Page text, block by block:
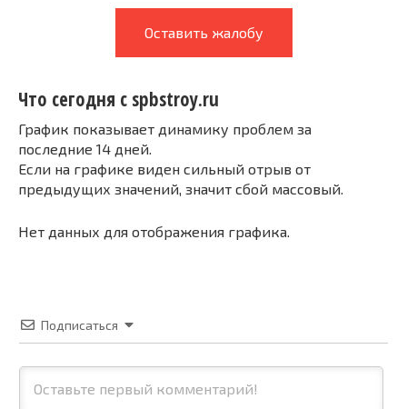
Оставить жалобу
Что сегодня с spbstroy.ru
График показывает динамику проблем за
последние 14 дней.
Если на графике виден сильный отрыв от
предыдущих значений, значит сбой массовый.
Нет данных для отображения графика.
Подписаться